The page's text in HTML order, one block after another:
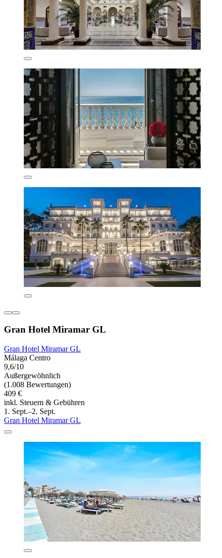
Gran Hotel Miramar GL
Gran Hotel Miramar GL
Málaga Centro
9,6/10
Außergewöhnlich
(1.008 Bewertungen)
409 €
inkl. Steuern & Gebühren
1. Sept.–2. Sept.
Gran Hotel Miramar GL